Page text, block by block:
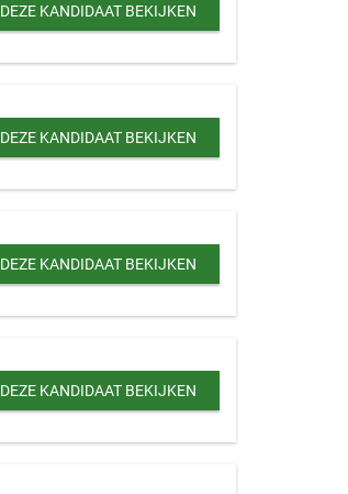
DEZE KANDIDAAT BEKIJKEN
DEZE KANDIDAAT BEKIJKEN
DEZE KANDIDAAT BEKIJKEN
DEZE KANDIDAAT BEKIJKEN